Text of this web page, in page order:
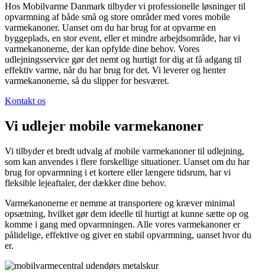
Hos Mobilvarme Danmark tilbyder vi professionelle løsninger til
opvarmning af både små og store områder med vores mobile
varmekanoner. Uanset om du har brug for at opvarme en
byggeplads, en stor event, eller et mindre arbejdsområde, har vi
varmekanonerne, der kan opfylde dine behov. Vores
udlejningsservice gør det nemt og hurtigt for dig at få adgang til
effektiv varme, når du har brug for det. Vi leverer og henter
varmekanonerne, så du slipper for besværet.
Kontakt os
Vi udlejer mobile varmekanoner
Vi tilbyder et bredt udvalg af mobile varmekanoner til udlejning,
som kan anvendes i flere forskellige situationer. Uanset om du har
brug for opvarmning i et kortere eller længere tidsrum, har vi
fleksible lejeaftaler, der dækker dine behov.
Varmekanonerne er nemme at transportere og kræver minimal
opsætning, hvilket gør dem ideelle til hurtigt at kunne sætte op og
komme i gang med opvarmningen. Alle vores varmekanoner er
pålidelige, effektive og giver en stabil opvarmning, uanset hvor du
er.